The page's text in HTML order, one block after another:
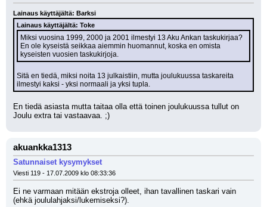
Lainaus käyttäjältä: Barksi
Lainaus käyttäjältä: Toke
Miksi vuosina 1999, 2000 ja 2001 ilmestyi 13 Aku Ankan taskukirjaa?
En ole kyseistä seikkaa aiemmin huomannut, koska en omista
kyseisten vuosien taskukirjoja.
Sitä en tiedä, miksi noita 13 julkaistiin, mutta joulukuussa taskareita
ilmestyi kaksi - yksi normaali ja yksi tupla.
En tiedä asiasta mutta taitaa olla että toinen joulukuussa tullut on
Joulu extra tai vastaavaa. ;)
akuankka1313
Satunnaiset kysymykset
Viesti 119 - 17.07.2009 klo 08:33:36
Ei ne varmaan mitään ekstroja olleet, ihan tavallinen taskari vain
(ehkä joululahjaksi/lukemiseksi?).